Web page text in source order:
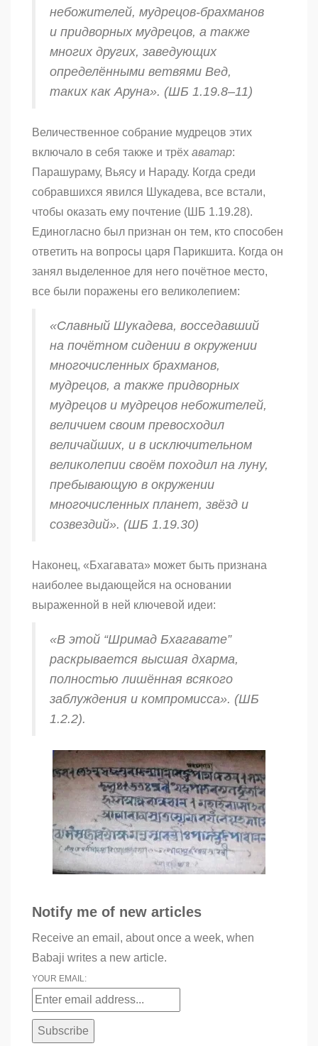
небожителей, мудрецов-брахманов
и придворных мудрецов, а также
многих других, заведующих
определёнными ветвями Вед,
таких как Аруна». (ШБ 1.19.8–11)
Величественное собрание мудрецов этих
включало в себя также и трёх аватар:
Парашураму, Вьясу и Нараду. Когда среди
собравшихся явился Шукадева, все встали,
чтобы оказать ему почтение (ШБ 1.19.28).
Единогласно был признан он тем, кто способен
ответить на вопросы царя Парикшита. Когда он
занял выделенное для него почётное место,
все были поражены его великолепием:
«Славный Шукадева, восседавший
на почётном сидении в окружении
многочисленных брахманов,
мудрецов, а также придворных
мудрецов и мудрецов небожителей,
величием своим превосходил
величайших, и в исключительном
великолепии своём походил на луну,
пребывающую в окружении
многочисленных планет, звёзд и
созвездий». (ШБ 1.19.30)
Наконец, «Бхагавата» может быть признана
наиболее выдающейся на основании
выраженной в ней ключевой идеи:
«В этой “Шримад Бхагавате”
раскрывается высшая дхарма,
полностью лишённая всякого
заблуждения и компромисса». (ШБ
1.2.2).
Notify me of new articles
Receive an email, about once a week, when
Babaji writes a new article.
YOUR EMAIL: